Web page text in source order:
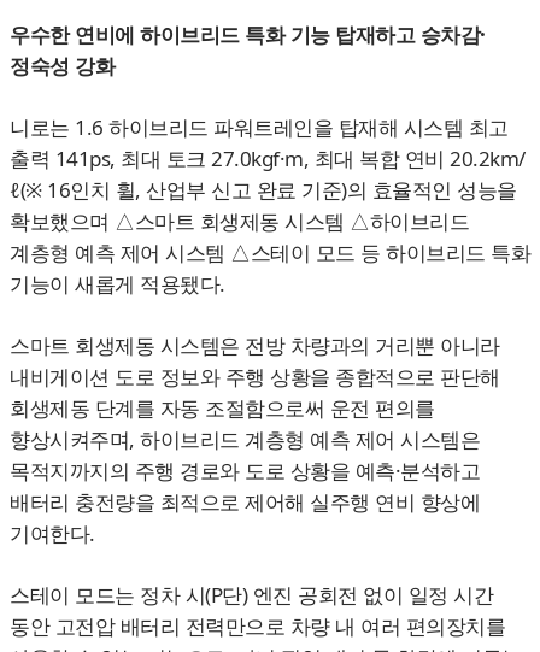
우수한 연비에 하이브리드 특화 기능 탑재하고 승차감·
정숙성 강화
니로는 1.6 하이브리드 파워트레인을 탑재해 시스템 최고
출력 141ps, 최대 토크 27.0kgf·m, 최대 복합 연비 20.2km/
ℓ(※ 16인치 휠, 산업부 신고 완료 기준)의 효율적인 성능을
확보했으며 △스마트 회생제동 시스템 △하이브리드
계층형 예측 제어 시스템 △스테이 모드 등 하이브리드 특화
기능이 새롭게 적용됐다.
스마트 회생제동 시스템은 전방 차량과의 거리뿐 아니라
내비게이션 도로 정보와 주행 상황을 종합적으로 판단해
회생제동 단계를 자동 조절함으로써 운전 편의를
향상시켜주며, 하이브리드 계층형 예측 제어 시스템은
목적지까지의 주행 경로와 도로 상황을 예측·분석하고
배터리 충전량을 최적으로 제어해 실주행 연비 향상에
기여한다.
스테이 모드는 정차 시(P단) 엔진 공회전 없이 일정 시간
동안 고전압 배터리 전력만으로 차량 내 여러 편의장치를